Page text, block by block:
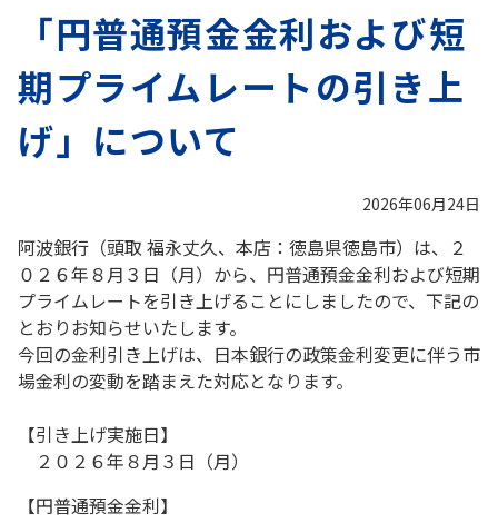
「円普通預金金利および短
期プライムレートの引き上
げ」について
2026年06月24日
阿波銀行（頭取 福永丈久、本店：徳島県徳島市）は、２
０２６年８月３日（月）から、円普通預金金利および短期
プライムレートを引き上げることにしましたので、下記の
とおりお知らせいたします。
今回の金利引き上げは、日本銀行の政策金利変更に伴う市
場金利の変動を踏まえた対応となります。
【引き上げ実施日】
２０２６年８月３日（月）
【円普通預金金利】